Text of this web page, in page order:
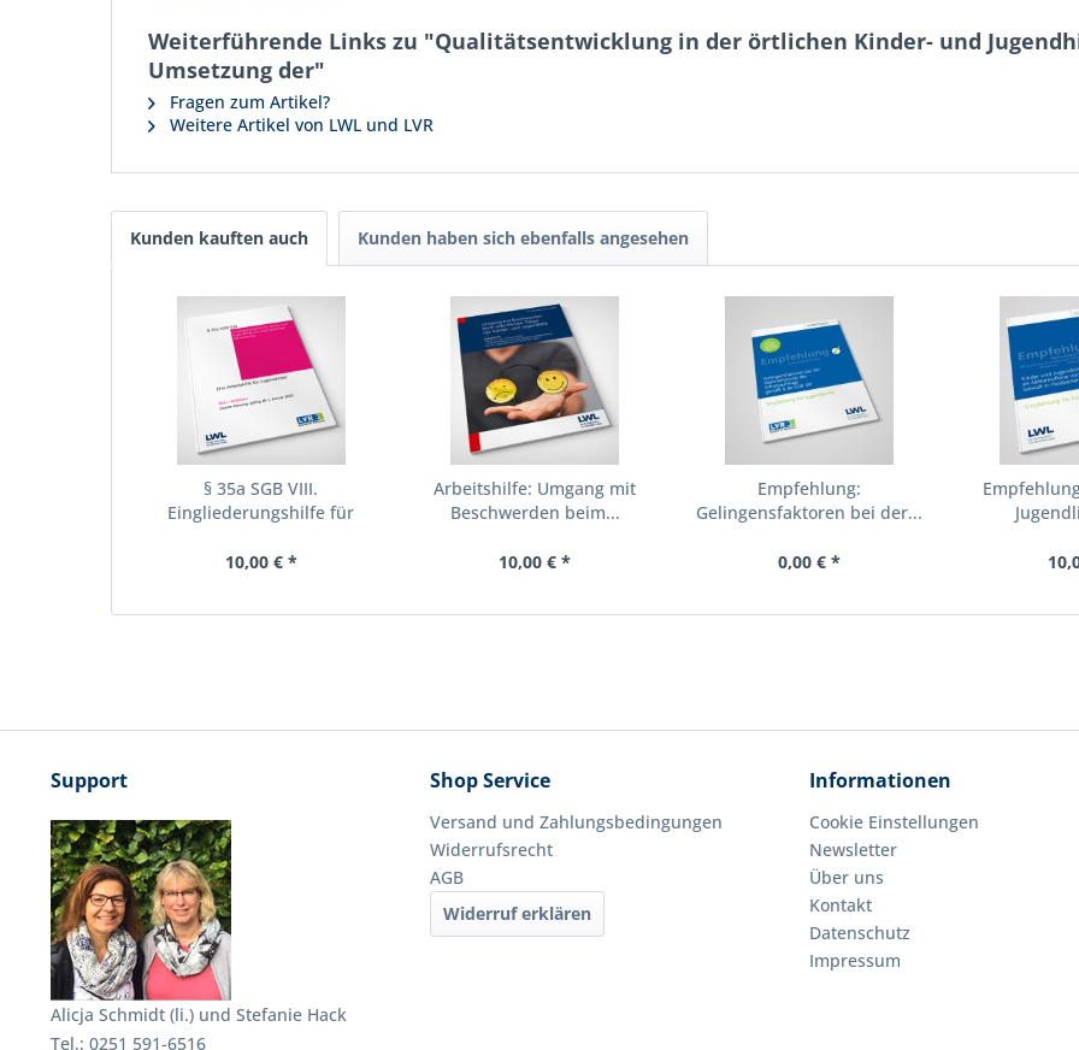
Weiterführende Links zu "Qualitätsentwicklung in der örtlichen Kinder- und
Umsetzung der"
Fragen zum Artikel?
Weitere Artikel von LWL und LVR
Kunden kauften auch Kunden haben sich ebenfalls angesehen
§ 35a SGB VIII.
Eingliederungshilfe für
10,00 € *
Arbeitshilfe: Umgang mit
Beschwerden beim...
10,00 € *
Empfehlung:
Gelingensfaktoren bei der...
0,00 € *
Support
Alicja Schmidt (li.) und Stefanie Hack
Tel.: 0251 591-6516
Shop Service
Versand und Zahlungsbedingungen
Widerrufsrecht
AGB
Widerruf erklären
Informationen
Cookie Einstellungen
Newsletter
Über uns
Kontakt
Datenschutz
Impressum